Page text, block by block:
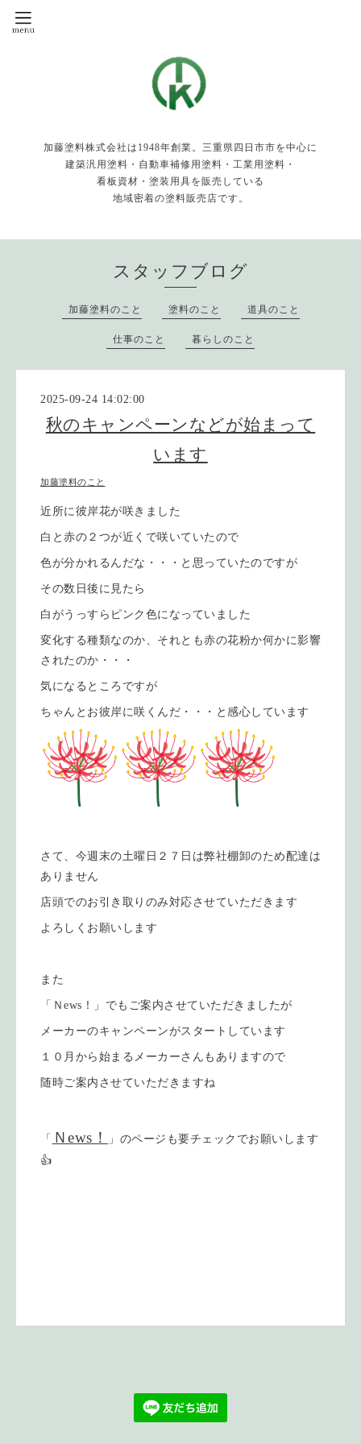
加藤塗料株式会社は1948年創業。三重県四日市市を中心に
建築汎用塗料・自動車補修用塗料・工業用塗料・
看板資材・塗装用具を販売している
地域密着の塗料販売店です。
スタッフブログ
加藤塗料のこと 塗料のこと 道具のこと
仕事のこと 暮らしのこと
2025-09-24 14:02:00
秋のキャンペーンなどが始まって
います
加藤塗料のこと
近所に彼岸花が咲きました
白と赤の２つが近くで咲いていたので
色が分かれるんだな・・・と思っていたのですが
その数日後に見たら
白がうっすらピンク色になっていました
変化する種類なのか、それとも赤の花粉か何かに影響
されたのか・・・
気になるところですが
ちゃんとお彼岸に咲くんだ・・・と感心しています
さて、今週末の土曜日２７日は弊社棚卸のため配達は
ありません
店頭でのお引き取りのみ対応させていただきます
よろしくお願いします
また
「Ｎews！」でもご案内させていただきましたが
メーカーのキャンペーンがスタートしています
１０月から始まるメーカーさんもありますので
随時ご案内させていただきますね
「 Ｎews！
」のページも要チェックでお願いします
👍